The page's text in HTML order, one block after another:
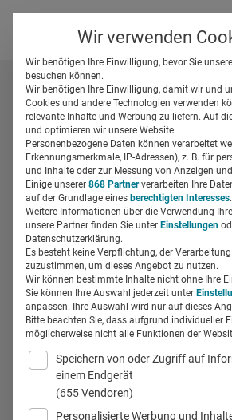
Gespeicherte Beiträge
Suchfeld
Suchen
Alle Beiträge von
Izquierdo Hänni
Wir verwenden
Wir benötigen Ihre Einwilligung, bevor Sie
besuchen können.
Wir benötigen Ihre Einwilligung, damit wir und
Cookies und andere Technologien verwenden
relevante Inhalte und Werbung zu liefern. Auf
und optimieren wir unsere Website.
Personenbezogene Daten können verarbeitet
Erkennungsmerkmale, IP-Adressen), z. B. für
und Inhalte oder zur Messung von Anzeigen
Einige unserer 868 Partnerverarbeiten Ihre
auf der Grundlage eines berechtigten Interesses.
Weitere Informationen über die Verwendung
unsere Partner finden Sie unter Einstellungen
Datenschutzerklärung.
Es besteht keine Verpflichtung, der
zuzustimmen, um dieses Angebot zu nutzen.
Wir können bestimmte Inhalte nicht ohne Ihre
Sie können Ihre Auswahl jederzeit unter
anpassen. Ihre Auswahl wird nur auf dieses
Bitte beachten Sie, dass aufgrund individueller
möglicherweise nicht alle Funktionen der
Speichern von oder Zugriff auf
einem Endgerät
(655 Vendoren)
Personalisierte Werbung und